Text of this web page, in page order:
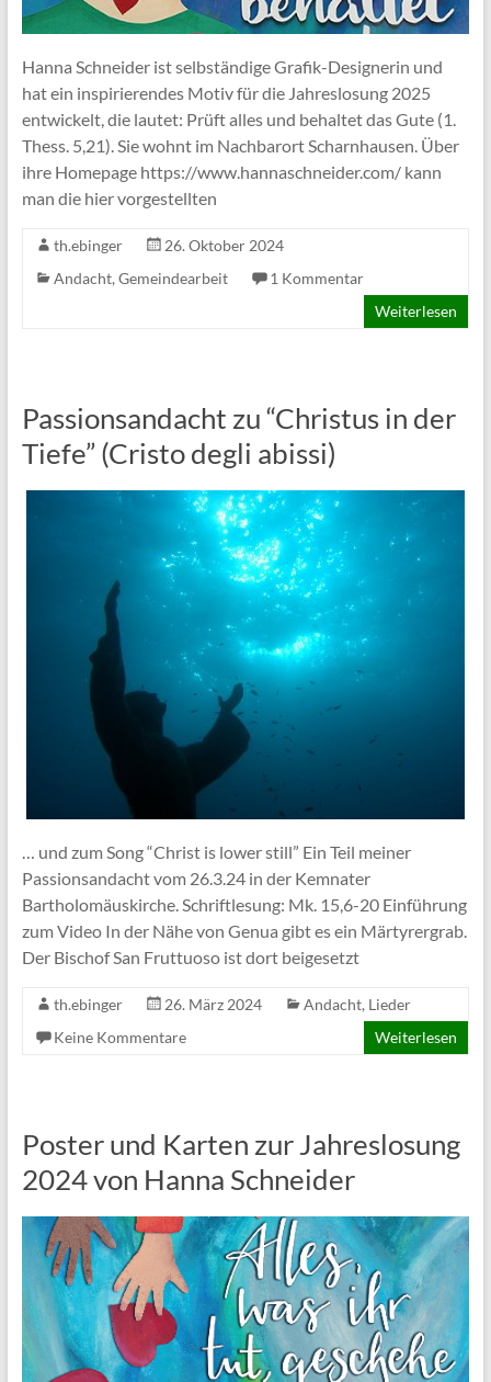
Hanna Schneider ist selbständige Grafik-Designerin und
hat ein inspirierendes Motiv für die Jahreslosung 2025
entwickelt, die lautet: Prüft alles und behaltet das Gute (1.
Thess. 5,21). Sie wohnt im Nachbarort Scharnhausen. Über
ihre Homepage https://www.hannaschneider.com/ kann
man die hier vorgestellten
th.ebinger
26. Oktober 2024
Andacht, Gemeindearbeit
1 Kommentar
Weiterlesen
Passionsandacht zu “Christus in der
Tiefe” (Cristo degli abissi)
… und zum Song “Christ is lower still” Ein Teil meiner
Passionsandacht vom 26.3.24 in der Kemnater
Bartholomäuskirche. Schriftlesung: Mk. 15,6-20 Einführung
zum Video In der Nähe von Genua gibt es ein Märtyrergrab.
Der Bischof San Fruttuoso ist dort beigesetzt
th.ebinger 26. März 2024 Andacht, Lieder
Keine Kommentare
Weiterlesen
Poster und Karten zur Jahreslosung
2024 von Hanna Schneider